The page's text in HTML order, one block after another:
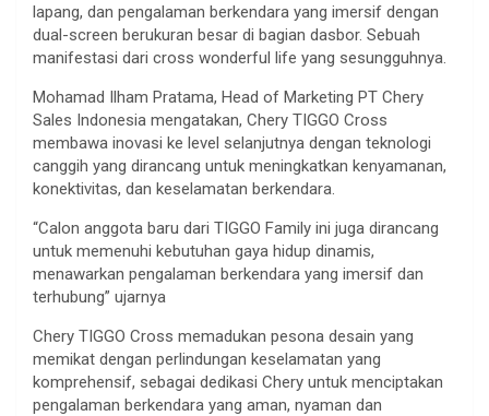
lapang, dan pengalaman berkendara yang imersif dengan
dual-screen berukuran besar di bagian dasbor. Sebuah
manifestasi dari cross wonderful life yang sesungguhnya.
Mohamad Ilham Pratama, Head of Marketing PT Chery
Sales Indonesia mengatakan, Chery TIGGO Cross
membawa inovasi ke level selanjutnya dengan teknologi
canggih yang dirancang untuk meningkatkan kenyamanan,
konektivitas, dan keselamatan berkendara.
“Calon anggota baru dari TIGGO Family ini juga dirancang
untuk memenuhi kebutuhan gaya hidup dinamis,
menawarkan pengalaman berkendara yang imersif dan
terhubung” ujarnya
Chery TIGGO Cross memadukan pesona desain yang
memikat dengan perlindungan keselamatan yang
komprehensif, sebagai dedikasi Chery untuk menciptakan
pengalaman berkendara yang aman, nyaman dan